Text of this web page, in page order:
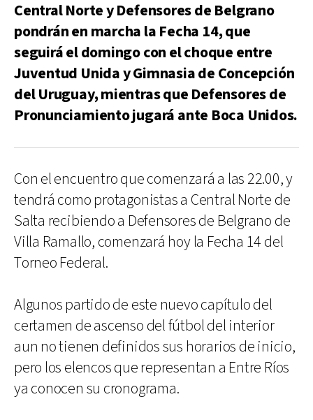
Central Norte y Defensores de Belgrano
pondrán en marcha la Fecha 14, que
seguirá el domingo con el choque entre
Juventud Unida y Gimnasia de Concepción
del Uruguay, mientras que Defensores de
Pronunciamiento jugará ante Boca Unidos.
Con el encuentro que comenzará a las 22.00, y
tendrá como protagonistas a Central Norte de
Salta recibiendo a Defensores de Belgrano de
Villa Ramallo, comenzará hoy la Fecha 14 del
Torneo Federal.
Algunos partido de este nuevo capítulo del
certamen de ascenso del fútbol del interior
aun no tienen definidos sus horarios de inicio,
pero los elencos que representan a Entre Ríos
ya conocen su cronograma.